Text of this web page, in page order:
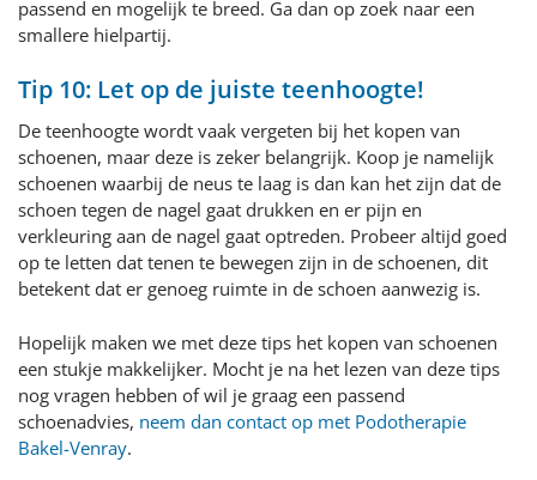
passend en mogelijk te breed. Ga dan op zoek naar een
smallere hielpartij.
Tip 10: Let op de juiste teenhoogte!
De teenhoogte wordt vaak vergeten bij het kopen van
schoenen, maar deze is zeker belangrijk. Koop je namelijk
schoenen waarbij de neus te laag is dan kan het zijn dat de
schoen tegen de nagel gaat drukken en er pijn en
verkleuring aan de nagel gaat optreden. Probeer altijd goed
op te letten dat tenen te bewegen zijn in de schoenen, dit
betekent dat er genoeg ruimte in de schoen aanwezig is.
Hopelijk maken we met deze tips het kopen van schoenen
een stukje makkelijker. Mocht je na het lezen van deze tips
nog vragen hebben of wil je graag een passend
schoenadvies, neem dan contact op met Podotherapie
Bakel-Venray.